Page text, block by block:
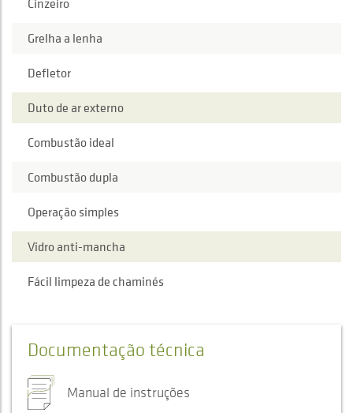
Grelha a lenha
Defletor
Duto de ar externo
Combustão ideal
Combustão dupla
Operação simples
Vidro anti-mancha
Fácil limpeza de chaminés
Documentação técnica
Manual de instruções